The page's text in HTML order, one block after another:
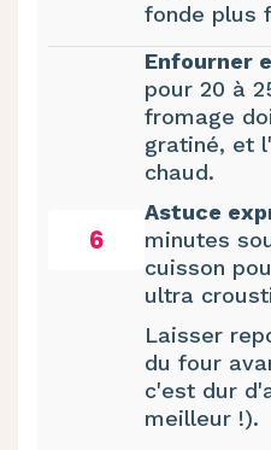
fonde plus
6
Enfourner
pour 20 à
fromage
gratiné, et
chaud.
Astuce
minutes
cuisson
ultra
Laisser
du four
c'est dur
meilleur !).